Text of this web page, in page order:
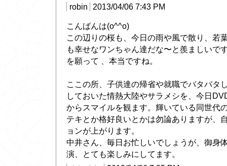
robin
2013/04/06 7:43 PM
こんばんは(o^^o)
この辺りの桜も、今日の雨や風で散り、若
も幸せなワンちゃん達だな〜と羨ましいで
を願って 、本当ですね。
ここの所、子供達の帰省や就職でバタバタ
しておいた情熱大陸やサラメシを、今日
からスマイルを観ます。輝いている同世代
テキとか格好良いとかは勿論ありますが、
ョンが上がります。
中井さん、毎日お忙しいでしょうが、御身
演、とても楽しみにしてます。